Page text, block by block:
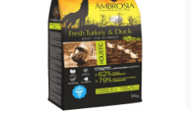
ВО КОШНИЧКА